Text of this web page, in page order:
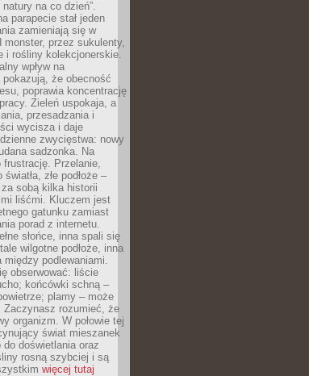
na co dzień”.
parapecie stał jeden
zamieniają się w
monster, przez sukulenty,
i rośliny kolekcjonerskie.
wpływ na
że obecność
poprawia koncentrację
Zieleń uspokaja, a
przesadzania i
wycisza i daje
zwycięstwa: nowy
sadzonka. Na
frustrację. Przelanie,
złe podłoże –
za sobą kilka historii
liśćmi. Kluczem jest
gatunku zamiast
porad z internetu.
słońce, inna spali się
wilgotne podłoże, inna
między podlewaniami.
obserwować: liście
końcówki schną –
plamy – może
Zaczynasz rozumieć, że
organizm. W połowie tej
świat mieszanek
do doświetlania oraz
rosną szybciej i są
więcej tutaj